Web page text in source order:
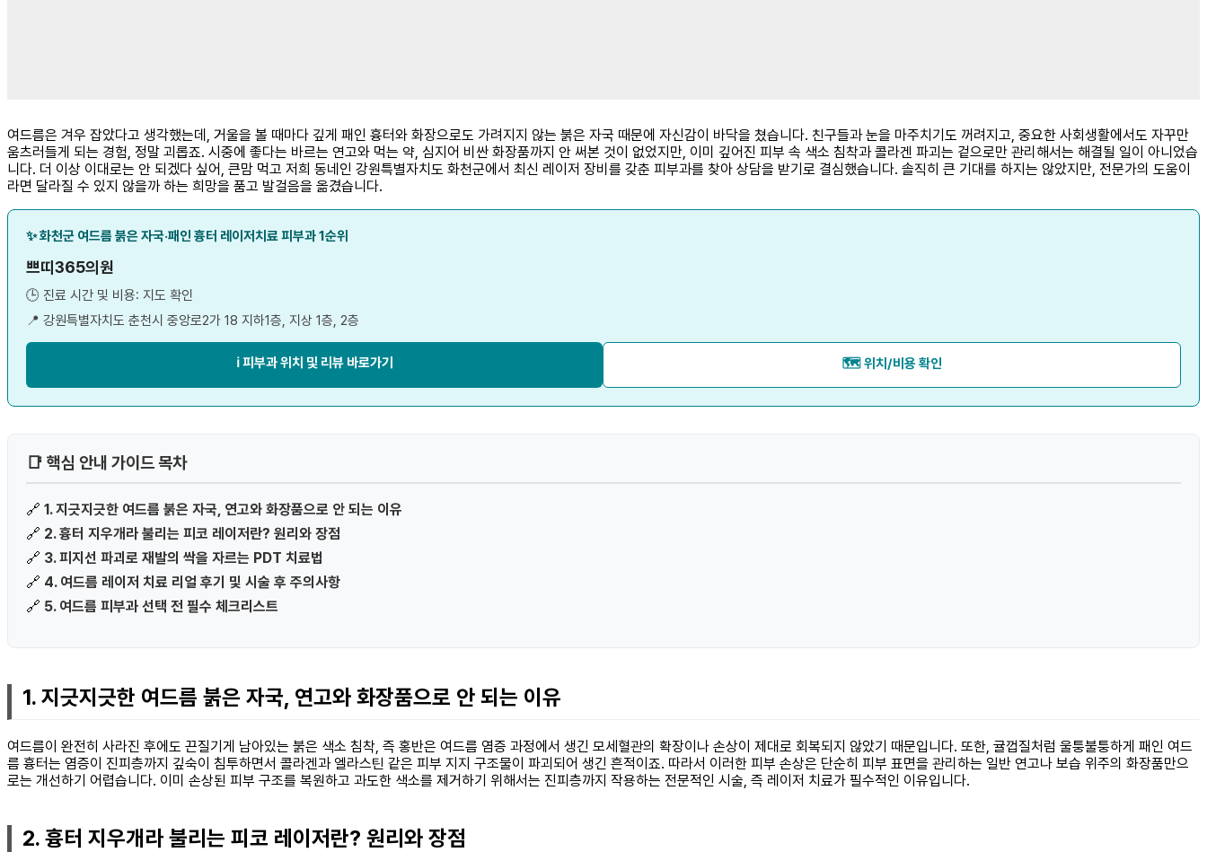
여드름은 겨우 잡았다고 생각했는데, 거울을 볼 때마다 깊게 패인 흉터와 화장으로도 가려지지 않는 붉은 자국 때문에 자신감이 바닥을 쳤습니다. 친구들과 눈을 마주치기도 꺼려지고, 중요한 사회생활에서도 자꾸만
움츠러들게 되는 경험, 정말 괴롭죠. 시중에 좋다는 바르는 연고와 먹는 약, 심지어 비싼 화장품까지 안 써본 것이 없었지만, 이미 깊어진 피부 속 색소 침착과 콜라겐 파괴는 겉으로만 관리해서는 해결될 일이 아니었습
니다. 더 이상 이대로는 안 되겠다 싶어, 큰맘 먹고 저희 동네인 강원특별자치도 화천군에서 최신 레이저 장비를 갖춘 피부과를 찾아 상담을 받기로 결심했습니다. 솔직히 큰 기대를 하지는 않았지만, 전문가의 도움이
라면 달라질 수 있지 않을까 하는 희망을 품고 발걸음을 옮겼습니다.
✨ 화천군 여드름 붉은 자국·패인 흉터 레이저치료 피부과 1순위
쁘띠365의원
🕒 진료 시간 및 비용: 지도 확인
📍 강원특별자치도 춘천시 중앙로2가 18 지하1층, 지상 1층, 2층
ℹ️ 피부과 위치 및 리뷰 바로가기 🗺️ 위치/비용 확인
📑 핵심 안내 가이드 목차
🔗 1. 지긋지긋한 여드름 붉은 자국, 연고와 화장품으로 안 되는 이유
🔗 2. 흉터 지우개라 불리는 피코 레이저란? 원리와 장점
🔗 3. 피지선 파괴로 재발의 싹을 자르는 PDT 치료법
🔗 4. 여드름 레이저 치료 리얼 후기 및 시술 후 주의사항
🔗 5. 여드름 피부과 선택 전 필수 체크리스트
1. 지긋지긋한 여드름 붉은 자국, 연고와 화장품으로 안 되는 이유
여드름이 완전히 사라진 후에도 끈질기게 남아있는 붉은 색소 침착, 즉 홍반은 여드름 염증 과정에서 생긴 모세혈관의 확장이나 손상이 제대로 회복되지 않았기 때문입니다. 또한, 귤껍질처럼 울퉁불퉁하게 패인 여드
름 흉터는 염증이 진피층까지 깊숙이 침투하면서 콜라겐과 엘라스틴 같은 피부 지지 구조물이 파괴되어 생긴 흔적이죠. 따라서 이러한 피부 손상은 단순히 피부 표면을 관리하는 일반 연고나 보습 위주의 화장품만으
로는 개선하기 어렵습니다. 이미 손상된 피부 구조를 복원하고 과도한 색소를 제거하기 위해서는 진피층까지 작용하는 전문적인 시술, 즉 레이저 치료가 필수적인 이유입니다.
2. 흉터 지우개라 불리는 피코 레이저란? 원리와 장점